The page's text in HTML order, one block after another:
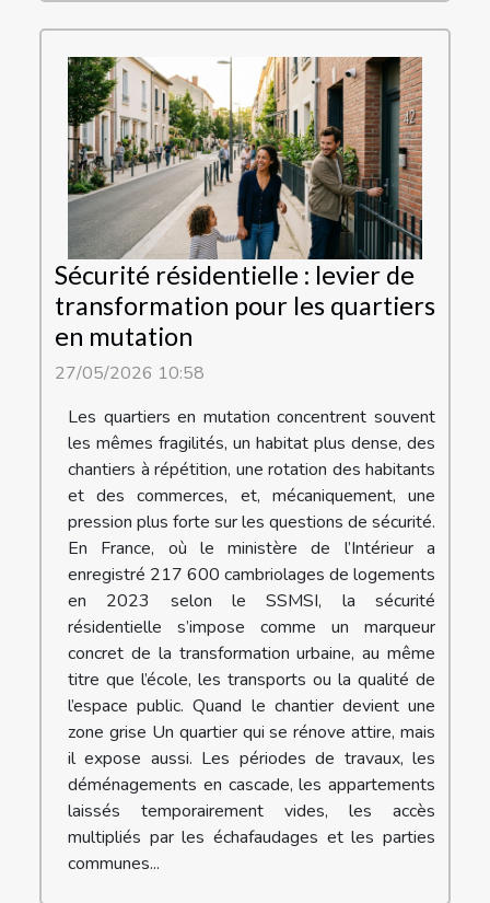
Sécurité résidentielle : levier de
transformation pour les quartiers
en mutation
27/05/2026 10:58
Les quartiers en mutation concentrent souvent
les mêmes fragilités, un habitat plus dense, des
chantiers à répétition, une rotation des habitants
et des commerces, et, mécaniquement, une
pression plus forte sur les questions de sécurité.
En France, où le ministère de l’Intérieur a
enregistré 217 600 cambriolages de logements
en 2023 selon le SSMSI, la sécurité
résidentielle s’impose comme un marqueur
concret de la transformation urbaine, au même
titre que l’école, les transports ou la qualité de
l’espace public. Quand le chantier devient une
zone grise Un quartier qui se rénove attire, mais
il expose aussi. Les périodes de travaux, les
déménagements en cascade, les appartements
laissés temporairement vides, les accès
multipliés par les échafaudages et les parties
communes...